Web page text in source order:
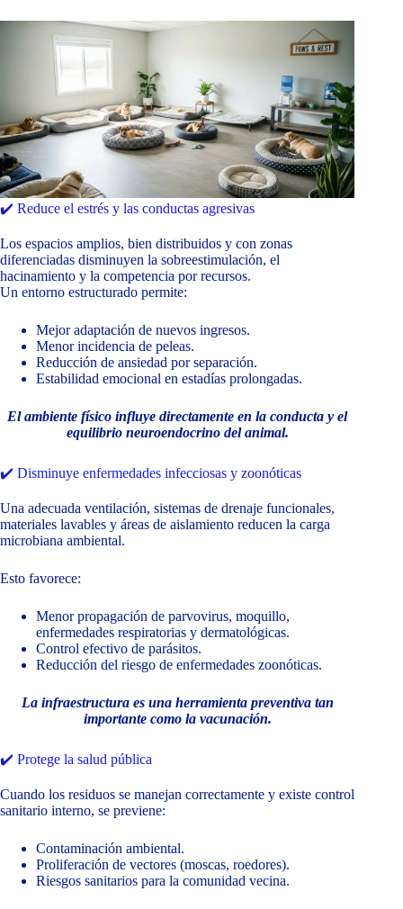
✔️ Reduce el estrés y las conductas agresivas
Los espacios amplios, bien distribuidos y con zonas
diferenciadas disminuyen la sobreestimulación, el
hacinamiento y la competencia por recursos.
Un entorno estructurado permite:
Mejor adaptación de nuevos ingresos.
Menor incidencia de peleas.
Reducción de ansiedad por separación.
Estabilidad emocional en estadías prolongadas.
El ambiente físico influye directamente en la conducta y el
equilibrio neuroendocrino del animal.
✔️ Disminuye enfermedades infecciosas y zoonóticas
Una adecuada ventilación, sistemas de drenaje funcionales,
materiales lavables y áreas de aislamiento reducen la carga
microbiana ambiental.
Esto favorece:
Menor propagación de parvovirus, moquillo,
enfermedades respiratorias y dermatológicas.
Control efectivo de parásitos.
Reducción del riesgo de enfermedades zoonóticas.
La infraestructura es una herramienta preventiva tan
importante como la vacunación.
✔️ Protege la salud pública
Cuando los residuos se manejan correctamente y existe control
sanitario interno, se previene:
Contaminación ambiental.
Proliferación de vectores (moscas, roedores).
Riesgos sanitarios para la comunidad vecina.